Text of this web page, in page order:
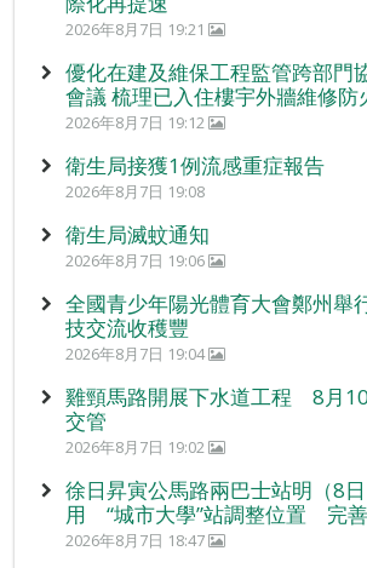
2026年8月7日 19:21
優化在建及維保工程監管跨部門
會議 梳理已入住樓宇外牆維修防
2026年8月7日 19:12
衛生局接獲1例流感重症報告
2026年8月7日 19:08
衛生局滅蚊通知
2026年8月7日 19:06
全國青少年陽光體育大會鄭州舉
技交流收穫豐
2026年8月7日 19:04
雞頸馬路開展下水道工程 8月
交管
2026年8月7日 19:02
徐日昇寅公馬路兩巴士站明（8
用 “城市大學”站調整位置 完
2026年8月7日 18:47